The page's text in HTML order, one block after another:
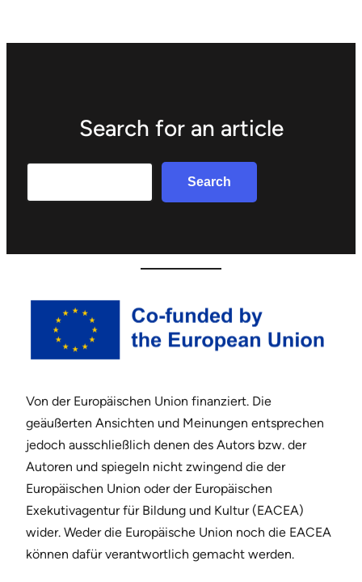
Search for an article
Search
Von der Europäischen Union finanziert. Die
geäußerten Ansichten und Meinungen entsprechen
jedoch ausschließlich denen des Autors bzw. der
Autoren und spiegeln nicht zwingend die der
Europäischen Union oder der Europäischen
Exekutivagentur für Bildung und Kultur (EACEA)
wider. Weder die Europäische Union noch die EACEA
können dafür verantwortlich gemacht werden.